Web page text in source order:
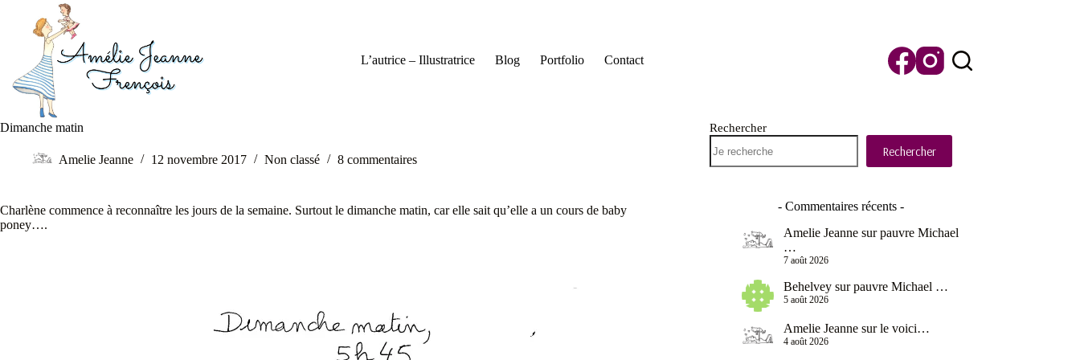
L’autrice – Illustratrice Blog Portfolio Contact
Dimanche matin
Amelie Jeanne 12 novembre 2017 Non classé 8 commentaires
Charlène commence à reconnaître les jours de la semaine. Surtout le dimanche matin, car elle sait qu’elle a un cours de baby
poney….
Rechercher
Rechercher
- Commentaires récents -
Amelie Jeanne surpauvre Michael
…
7 août 2026
Behelvey surpauvre Michael …
5 août 2026
Amelie Jeanne surle voici…
4 août 2026